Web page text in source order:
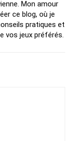
Mon amour
ce blog, où je
pratiques et
vos jeux préférés.